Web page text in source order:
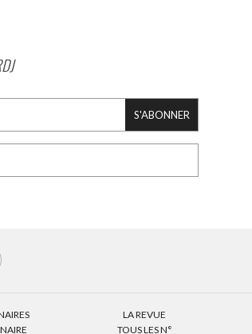
S'ABONNER
LA REVUE
TOUS LES N°